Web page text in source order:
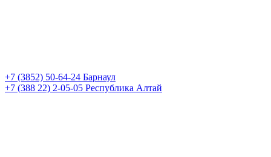
+7 (3852) 50-64-24 Барнаул
+7 (388 22) 2-05-05 Республика Алтай